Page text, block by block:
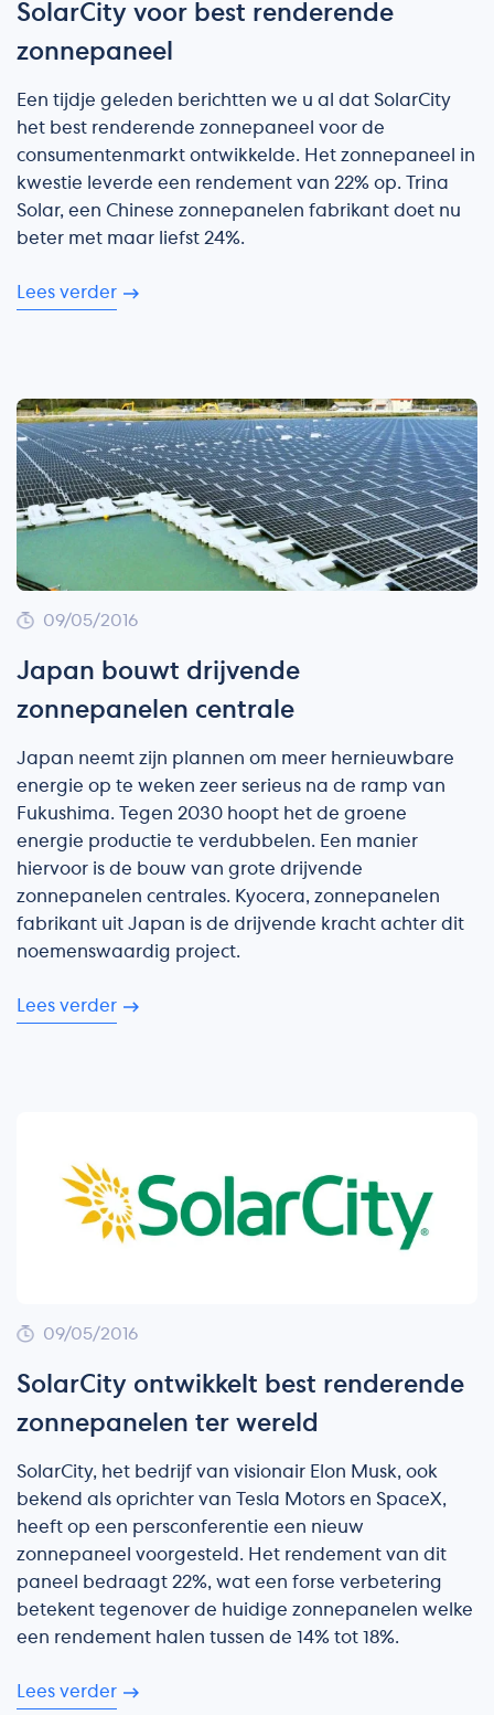
SolarCity voor best renderende
zonnepaneel
Een tijdje geleden berichtten we u al dat SolarCity
het best renderende zonnepaneel voor de
consumentenmarkt ontwikkelde. Het zonnepaneel in
kwestie leverde een rendement van 22% op. Trina
Solar, een Chinese zonnepanelen fabrikant doet nu
beter met maar liefst 24%.
Lees verder
09/05/2016
Japan bouwt drijvende
zonnepanelen centrale
Japan neemt zijn plannen om meer hernieuwbare
energie op te weken zeer serieus na de ramp van
Fukushima. Tegen 2030 hoopt het de groene
energie productie te verdubbelen. Een manier
hiervoor is de bouw van grote drijvende
zonnepanelen centrales. Kyocera, zonnepanelen
fabrikant uit Japan is de drijvende kracht achter dit
noemenswaardig project.
Lees verder
09/05/2016
SolarCity ontwikkelt best renderende
zonnepanelen ter wereld
SolarCity, het bedrijf van visionair Elon Musk, ook
bekend als oprichter van Tesla Motors en SpaceX,
heeft op een persconferentie een nieuw
zonnepaneel voorgesteld. Het rendement van dit
paneel bedraagt 22%, wat een forse verbetering
betekent tegenover de huidige zonnepanelen welke
een rendement halen tussen de 14% tot 18%.
Lees verder